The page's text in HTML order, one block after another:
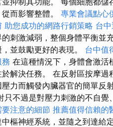
而影響整體。 專業會議點心
助您成功的網路行銷策略 台
刺激減弱，整個身體平衡並
並鼓勵更好的表現。 台中值
在這種情況下，身體會激活
解決任務。 在反射區按摩過
力而觸發內臟器官的簡單反
只不過是對壓力刺激的不自覺
注意的細節 推薦值得信賴的
樞神經系統，並隨之到達給